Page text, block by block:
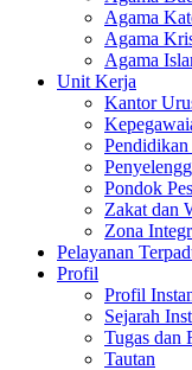
Agama
Agama
Agama
Unit Kerja
Kantor
Pendidikan
Pondok
Zakat dan
Zona
Pelayanan
Profil
Profil
Sejarah
Tugas dan
Tautan